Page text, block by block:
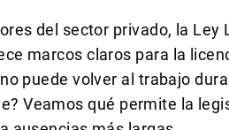
del sector privado, la Ley
marcos claros para la
puede volver al trabajo
Veamos qué permite la